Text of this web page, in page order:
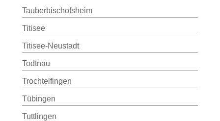
Tauberbischofsheim
Titisee
Titisee-Neustadt
Todtnau
Trochtelfingen
Tübingen
Tuttlingen